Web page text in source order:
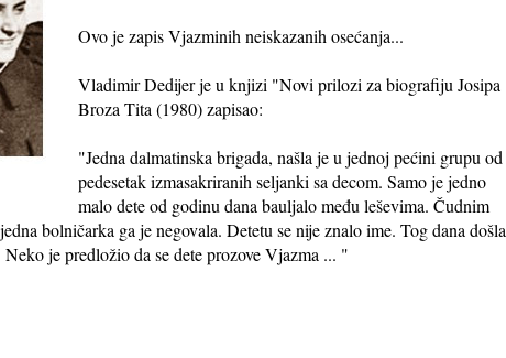
Ovo je zapis Vjazminih neiskazanih osećanja...
Vladimir Dedijer je u knjizi "Novi prilozi za biografiju Josipa
Broza Tita (1980) zapisao:
"Jedna dalmatinska brigada, našla je u jednoj pećini grupu od
pedesetak izmasakriranih seljanki sa decom. Samo je jedno
malo dete od godinu dana bauljalo među leševima. Čudnim
bolničarka ga je negovala. Detetu se nije znalo ime. Tog dana došla
je predložio da se dete prozove Vjazma ... "